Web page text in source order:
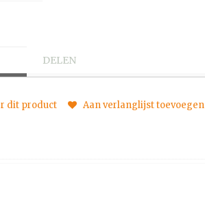
DELEN
dit product Aan verlanglijst toevoegen